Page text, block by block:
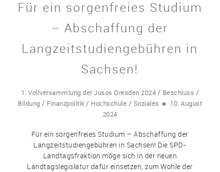
Für ein sorgenfreies Studium
– Abschaffung der
Langzeitstudiengebühren in
Sachsen!
1. Vollversammlung der Jusos Dresden 2024/ Beschluss /
Bildung / Finanzpolitik/ Hochschule / Soziales
10. August
2024
Für ein sorgenfreies Studium – Abschaffung der
Langzeitstudiengebühren in Sachsen! Die SPD-
Landtagsfraktion möge sich in der neuen
Landtagslegislatur dafür einsetzen, zum Wohle der